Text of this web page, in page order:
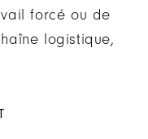
forcé ou de
logistique,